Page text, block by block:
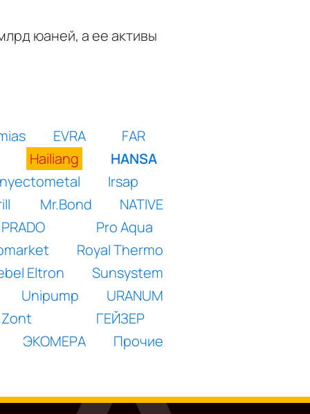
юаней, а ее активы
EVRA
FAR
Hailiang
HANSA
Irsap
Mr.Bond
NATIVE
PRADO
Pro Aqua
Royal Thermo
Eltron
Sunsystem
Unipump
URANUM
Zont
ГЕЙЗЕР
ЭКОМЕРА Прочие